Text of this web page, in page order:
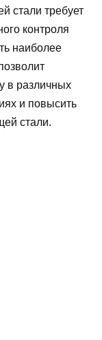
стали требует
контроля
наиболее
в различных
и повысить
стали.